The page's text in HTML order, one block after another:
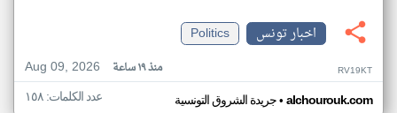
اخبار تونس
Politics
Aug 09, 2026
منذ ١٩ ساعة RV19KT
جريدة الشروق التونسية• alchourouk.com عدد الكلمات: ١٥٨